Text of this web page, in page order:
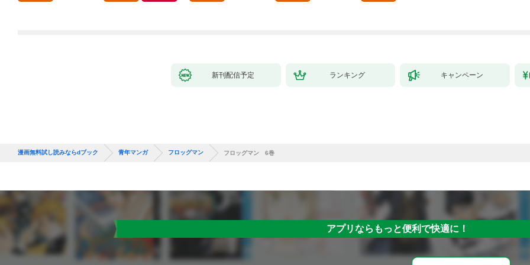
新刊配信予定 ランキング キャンペーン
漫画無料試し読みならdブック 青年マンガ フロッグマン フロッグマン 6巻
アプリならもっと便利で快適に！